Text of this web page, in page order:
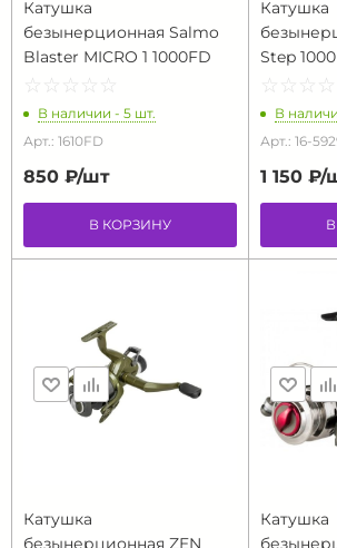
Катушка
безынерционная Salmo
Blaster MICRO 1 1000FD
☆ ☆ ☆ ☆ ☆
★ ★ ★ ★ ★
В наличии - 5 шт.
Арт.: 1610FD
850 ₽/шт
В КОРЗИНУ
Катушка
Step 1000
☆ ☆ ☆ ☆
★ ★ ★ ★
В
Арт.: 16-
1 150 ₽/
Катушка
безынерционная ZEN
Катушка